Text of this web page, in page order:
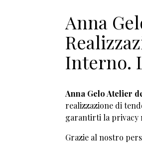
Anna
Interno.
Anna Gelo Atelier
realizzazione di
garantirti la privacy
Grazie al nostro